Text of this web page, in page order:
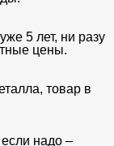
5 лет, ни разу
цены.
товар в
надо –